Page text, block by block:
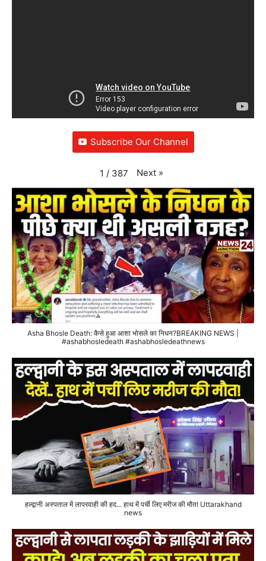
Subscribe Our Channel
1 / 387 Next »
Asha Bhosle Death: कैसे हुआ आशा भोसले का निधन?BREAKING NEWS |
#ashabhosledeath #ashabhosledeathnews
हल्द्वानी अस्पताल में लापरवाही की हद... हाथ में पर्ची लिए मरीज की मौत! Uttarakhand
news